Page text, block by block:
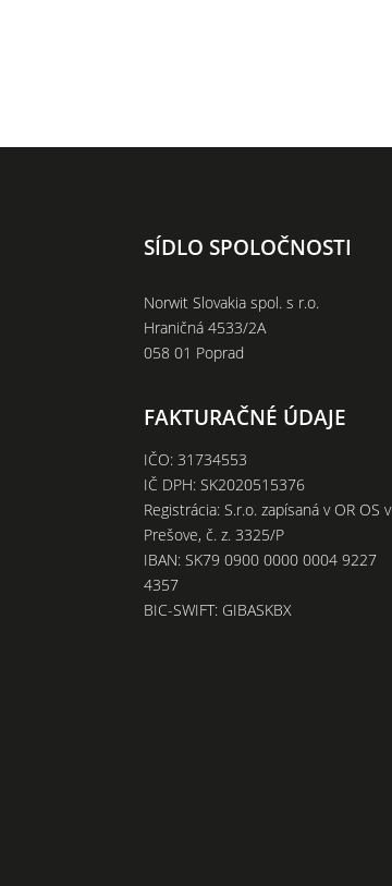
SÍDLO SPOLOČNOSTI
Norwit Slovakia spol. s r.o.
Hraničná 4533/2A
058 01 Poprad
FAKTURAČNÉ ÚDAJE
IČO: 31734553
IČ DPH: SK2020515376
Registrácia: S.r.o. zapísaná v OR OS v
Prešove, č. z. 3325/P
IBAN: SK79 0900 0000 0004 9227
4357
BIC-SWIFT: GIBASKBX